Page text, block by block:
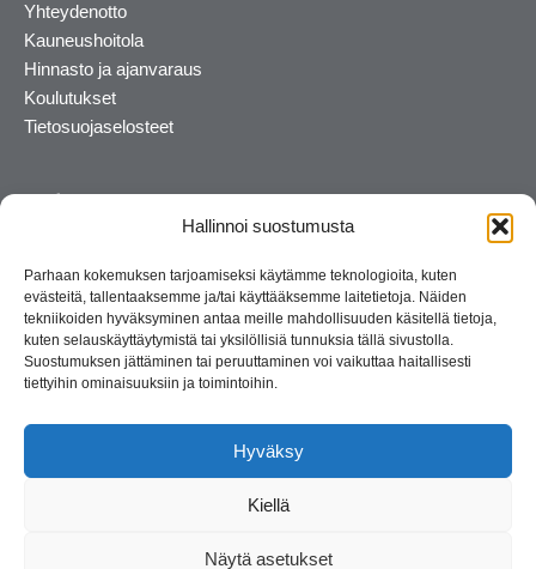
Hallinnoi suostumusta
Parhaan kokemuksen tarjoamiseksi käytämme teknologioita, kuten
evästeitä, tallentaaksemme ja/tai käyttääksemme laitetietoja. Näiden
tekniikoiden hyväksyminen antaa meille mahdollisuuden käsitellä tietoja,
kuten selauskäyttäytymistä tai yksilöllisiä tunnuksia tällä sivustolla.
Suostumuksen jättäminen tai peruuttaminen voi vaikuttaa haitallisesti
tiettyihin ominaisuuksiin ja toimintoihin.
Hyväksy
Kiellä
Näytä asetukset
Yhteydenotto
Kauneushoitola
Hinnasto ja ajanvaraus
Koulutukset
Tietosuojaselosteet
perheyritys yli 35 vuotta.
© 2026 Consult Lady